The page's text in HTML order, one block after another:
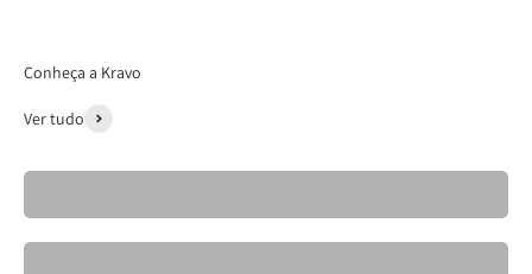
Conheça a Kravo
Ver tudo
Cadeiras- Kravo 26
Banquetas Kravo